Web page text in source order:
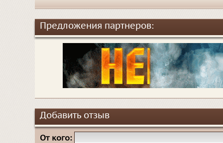
Предложения партнеров:
Добавить отзыв
От кого: